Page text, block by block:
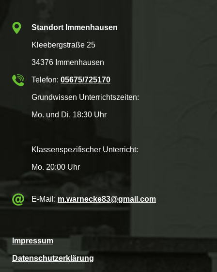
Standort Immenhausen
Kleebergstraße 25
34376 Immenhausen
Telefon: 05675/725170
Grundwissen Unterrichtszeiten:
Mo. und Di. 18:30 Uhr
Klassenspezifischer Unterricht:
Mo. 20:00 Uhr
E-Mail: m.warnecke83@gmail.com
Impressum
Datenschutzerklärung